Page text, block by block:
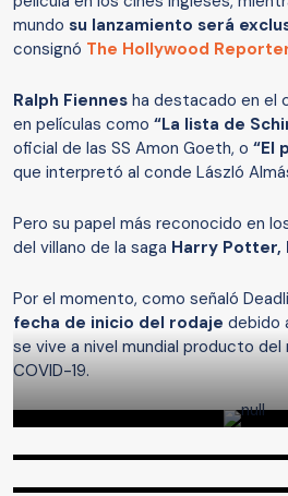
mundo su lanzamiento será
consignó The Hollywood
Ralph Fiennes ha destacado en el
en películas como “La lista de
oficial de las SS Amon Goeth, o “El
que interpretó al conde László
Pero su papel más reconocido en
del villano de la saga Harry Potter,
Por el momento, como señaló
fecha de inicio del rodaje debido
se vive a nivel mundial producto del
COVID-19.